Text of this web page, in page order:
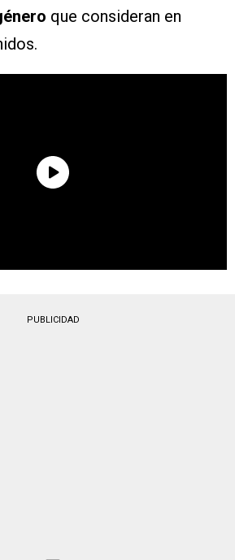
que consideran en
PUBLICIDAD